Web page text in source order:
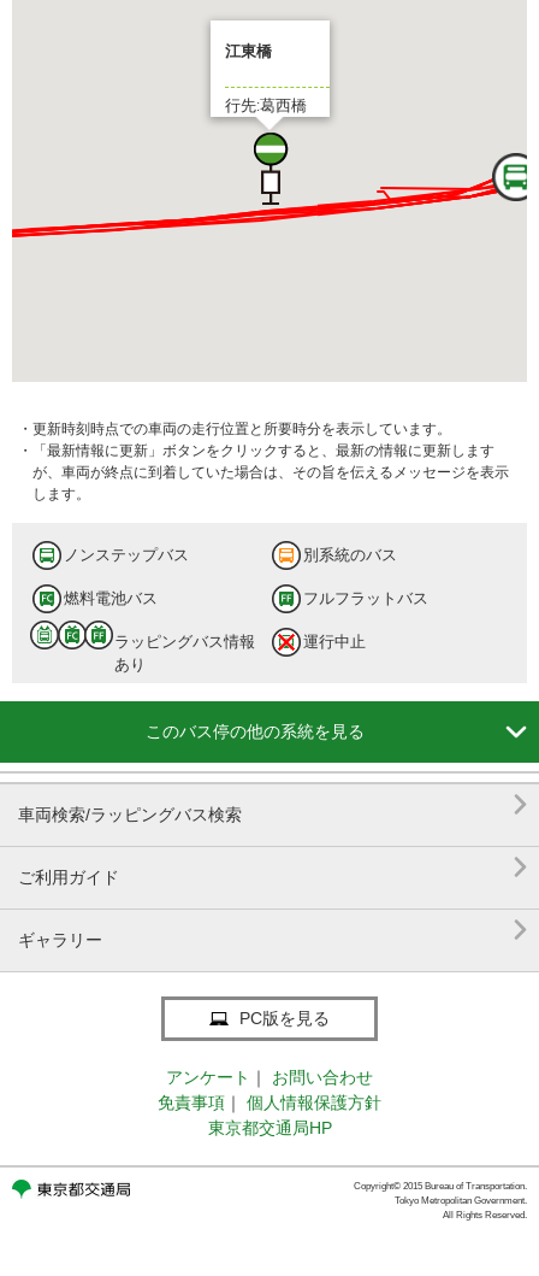
江東橋
行先:葛西橋
・更新時刻時点での車両の走行位置と所要時分を表示しています。
・「最新情報に更新」ボタンをクリックすると、最新の情報に更新します
が、車両が終点に到着していた場合は、その旨を伝えるメッセージを表示
します。
ノンステップバス 別系統のバス
燃料電池バス フルフラットバス
ラッピングバス情報
あり
運行中止
このバス停の他の系統を見る 
車両検索/ラッピングバス検索 
ご利用ガイド 
ギャラリー 
PC版を見る
アンケート ｜
お問い合わせ
免責事項 ｜
個人情報保護方針
東京都交通局HP
Copyright© 2015 Bureau of Transportation.
Tokyo Metropolitan Government.
All Rights Reserved.